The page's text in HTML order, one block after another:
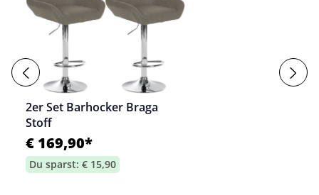
2er Set Barhocker Braga
Stoff
€ 169,90*
Du sparst: € 15,90